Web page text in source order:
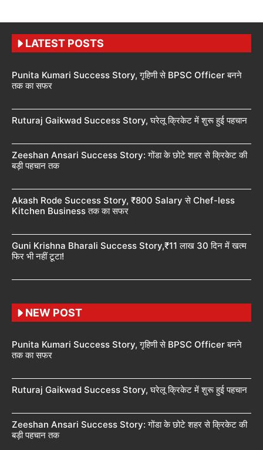
LATEST POSTS
Punita Kumari Success Story, गृहिणी से BPSC Officer बनने
तक का सफर
Ruturaj Gaikwad Success Story, घरेलू क्रिकेट में शुरू हुई पहचान
Zeeshan Ansari Success Story: गोंडा के छोटे शहर से क्रिकेट की
बड़ी पहचान तक
Akash Rode Success Story, ₹800 Salary से Chef-less
Kitchen Business तक का सफर
Guni Krishna Bharali Success Story,₹11 लाख 30 दिन में खत्म
फिर भी नहीं टूटा!
NEW POST
Punita Kumari Success Story, गृहिणी से BPSC Officer बनने
तक का सफर
Ruturaj Gaikwad Success Story, घरेलू क्रिकेट में शुरू हुई पहचान
Zeeshan Ansari Success Story: गोंडा के छोटे शहर से क्रिकेट की
बड़ी पहचान तक